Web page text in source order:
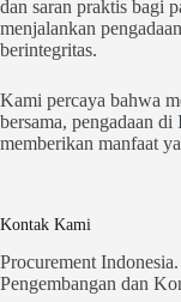
dan saran praktis bagi
menjalankan
berintegritas.
Kami percaya bahwa
bersama, pengadaan
memberikan manfaat
Kontak Kami
Procurement
Pengembangan dan